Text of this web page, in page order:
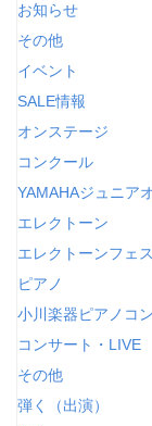
ゴ
リ
ー
お知らせ
その他
イベント
SALE情報
オンステージ
コンクール
YAMAHAジュニア
エレクトーン
エレクトーンフェ
ピアノ
小川楽器ピアノコ
コンサート・LIVE
その他
弾く（出演）